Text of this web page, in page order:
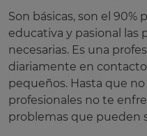
Son básicas, son el
educativa y pasional las
necesarias. Es una
diariamente en
pequeños. Hasta que no
profesionales no te
problemas que pueden